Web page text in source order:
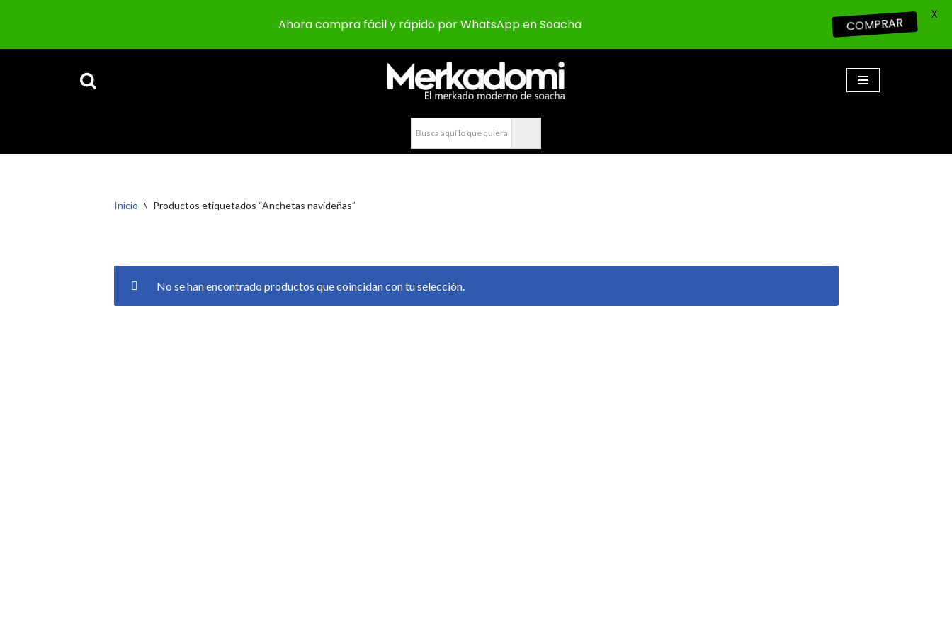
Inicio \ Productos etiquetados “Anchetas navideñas”
No se han encontrado productos que coincidan con tu selección.
Ahora compra fácil y rápido por WhatsApp en Soacha COMPRAR
X